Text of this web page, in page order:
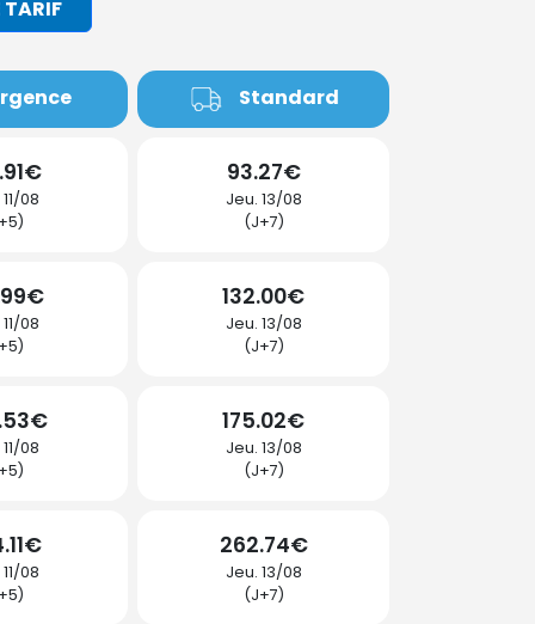
TARIF
Standard
08
93.27€
Jeu. 13/08
(J+7)
08
132.00€
Jeu. 13/08
(J+7)
08
175.02€
Jeu. 13/08
(J+7)
08
262.74€
Jeu. 13/08
(J+7)